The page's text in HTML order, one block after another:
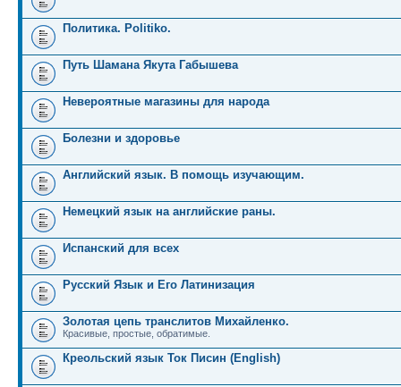
Политика. Politiko.
Путь Шамана Якута Габышева
Невероятные магазины для народа
Болезни и здоровье
Английский язык. В помощь изучающим.
Немецкий язык на английские раны.
Испанский для всех
Русский Язык и Его Латинизация
Золотая цепь транслитов Михайленко.
Красивые, простые, обратимые.
Креольский язык Ток Писин (English)